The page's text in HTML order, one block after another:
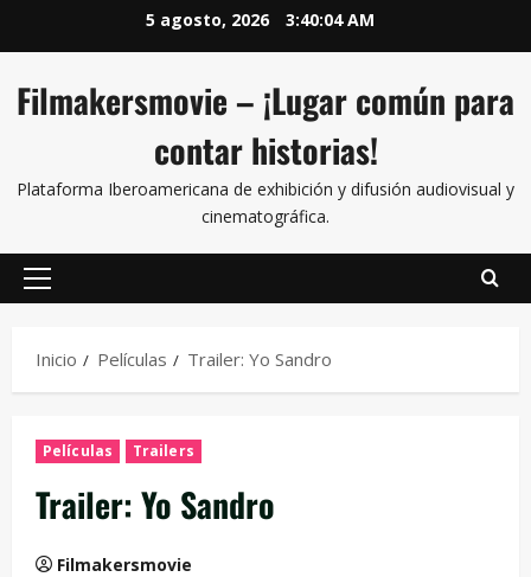
5 agosto, 2026 3:40:05 AM
Filmakersmovie – ¡Lugar común para
contar historias!
Plataforma Iberoamericana de exhibición y difusión audiovisual y
cinematográfica.
Inicio Películas Trailer: Yo Sandro
Películas Trailers
Trailer: Yo Sandro
Filmakersmovie